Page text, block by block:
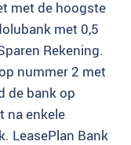
met de hoogste
met 0,5
Rekening.
nummer 2 met
de bank op
na enkele
LeasePlan Bank